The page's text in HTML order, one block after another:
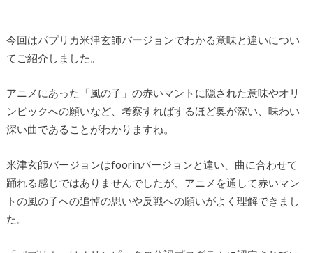
今回はパプリカ米津玄師バージョンでわかる意味と違いについ
てご紹介しました。
アニメにあった「風の子」の赤いマントに隠された意味やオリ
ンピックへの願いなど、考察すればするほど奥が深い、味わい
深い曲であることがわかりますね。
米津玄師バージョンはfoorinバージョンと違い、曲に合わせて
踊れる感じではありませんでしたが、アニメを通して赤いマン
トの風の子への追悼の思いや反戦への願いがよく理解できまし
た。